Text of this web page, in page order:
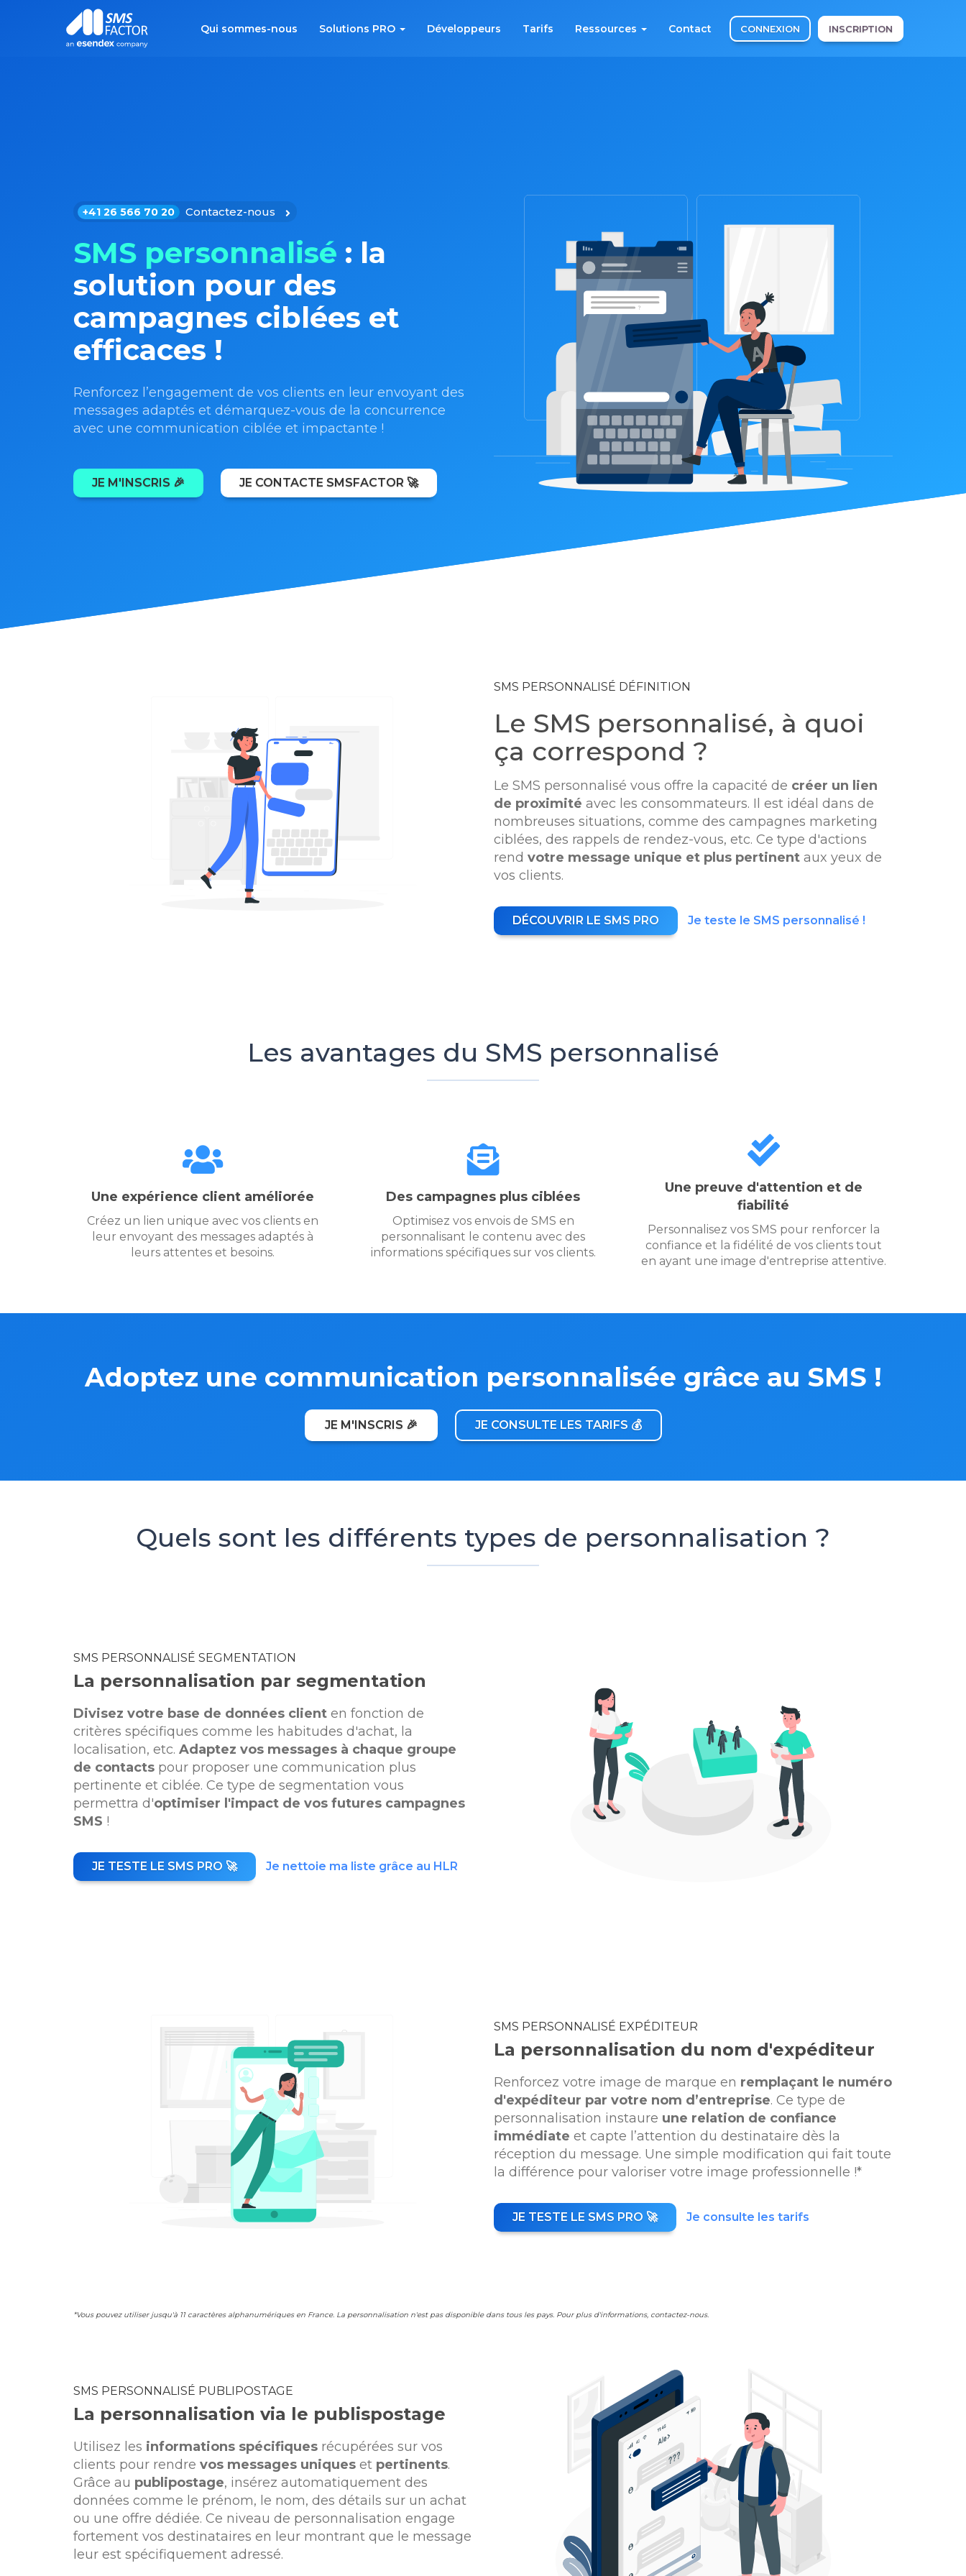
Qui sommes-nous Solutions PRO Développeurs Tarifs Ressources Contact CONNEXION INSCRIPTION
+41 26 566 70 20 Contactez-nous
SMS personnalisé : la
solution pour des
campagnes ciblées et
efficaces !
Renforcez l’engagement de vos clients en leur envoyant des
messages adaptés et démarquez-vous de la concurrence
avec une communication ciblée et impactante !
JE M'INSCRIS 🎉 JE CONTACTE SMSFACTOR 🚀
SMS PERSONNALISÉ DÉFINITION
Le SMS personnalisé, à quoi
ça correspond ?
Le SMS personnalisé vous offre la capacité de créer un lien
de proximité avec les consommateurs. Il est idéal dans de
nombreuses situations, comme des campagnes marketing
ciblées, des rappels de rendez-vous, etc. Ce type d'actions
rend votre message unique et plus pertinent aux yeux de
vos clients.
DÉCOUVRIR LE SMS PRO Je teste le SMS personnalisé !
Les avantages du SMS personnalisé
Une expérience client améliorée
Créez un lien unique avec vos clients en
leur envoyant des messages adaptés à
leurs attentes et besoins.
Des campagnes plus ciblées
Optimisez vos envois de SMS en
personnalisant le contenu avec des
informations spécifiques sur vos clients.
Une preuve d'attention et de
fiabilité
Personnalisez vos SMS pour renforcer la
confiance et la fidélité de vos clients tout
en ayant une image d'entreprise attentive.
Adoptez une communication personnalisée grâce au SMS !
JE M'INSCRIS 🎉 JE CONSULTE LES TARIFS 💰
Quels sont les différents types de personnalisation ?
SMS PERSONNALISÉ SEGMENTATION
La personnalisation par segmentation
Divisez votre base de données client en fonction de
critères spécifiques comme les habitudes d'achat, la
localisation, etc. Adaptez vos messages à chaque groupe
de contacts pour proposer une communication plus
pertinente et ciblée. Ce type de segmentation vous
permettra d'optimiser l'impact de vos futures campagnes
SMS !
JE TESTE LE SMS PRO 🚀 Je nettoie ma liste grâce au HLR
SMS PERSONNALISÉ EXPÉDITEUR
La personnalisation du nom d'expéditeur
Renforcez votre image de marque en remplaçant le numéro
d'expéditeur par votre nom d’entreprise. Ce type de
personnalisation instaure une relation de confiance
immédiate et capte l’attention du destinataire dès la
réception du message. Une simple modification qui fait toute
la différence pour valoriser votre image professionnelle !*
JE TESTE LE SMS PRO 🚀 Je consulte les tarifs
*Vous pouvez utiliser jusqu'à 11 caractères alphanumériques en France. La personnalisation n'est pas disponible dans tous les pays. Pour plus d'informations, contactez-nous.
SMS PERSONNALISÉ PUBLIPOSTAGE
La personnalisation via le publispostage
Utilisez les informations spécifiques récupérées sur vos
clients pour rendre vos messages uniques et pertinents.
Grâce au publipostage, insérez automatiquement des
données comme le prénom, le nom, des détails sur un achat
ou une offre dédiée. Ce niveau de personnalisation engage
fortement vos destinataires en leur montrant que le message
leur est spécifiquement adressé.